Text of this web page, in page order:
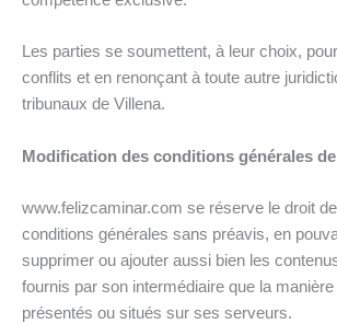
Les parties se soumettent, à leur choix,
conflits et en renonçant à toute autre
tribunaux de Villena.
Modification des conditions générales
www.felizcaminar.com se réserve le droit
conditions générales sans préavis, en
supprimer ou ajouter aussi bien les
fournis par son intermédiaire que la
présentés ou situés sur ses serveurs.